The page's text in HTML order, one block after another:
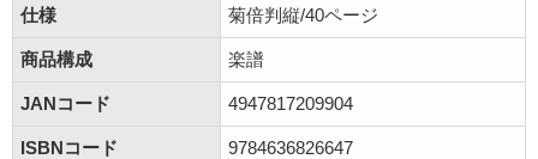
仕様 菊倍判縦/40ページ
商品構成 楽譜
JANコード 4947817209904
ISBNコード 9784636826647